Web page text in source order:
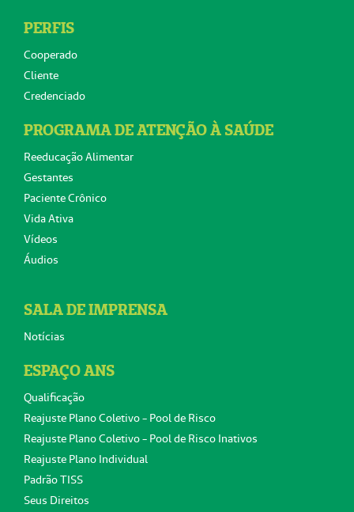
PERFIS
Cooperado
Cliente
Credenciado
PROGRAMA DE ATENÇÃO À SAÚDE
Reeducação Alimentar
Gestantes
Paciente Crônico
Vida Ativa
Vídeos
Áudios
SALA DE IMPRENSA
Notícias
ESPAÇO ANS
Qualificação
Reajuste Plano Coletivo - Pool de Risco
Reajuste Plano Coletivo - Pool de Risco Inativos
Reajuste Plano Individual
Padrão TISS
Seus Direitos